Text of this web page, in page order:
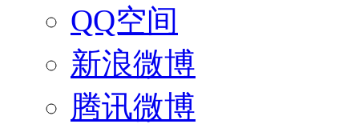
QQ空间
新浪微博
腾讯微博